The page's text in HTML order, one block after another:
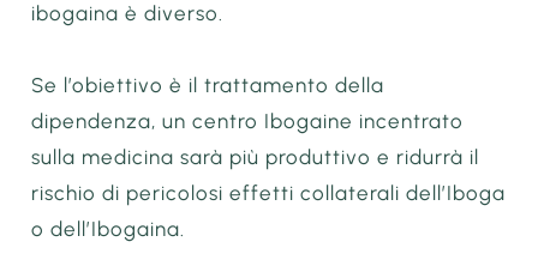
ibogaina è diverso.
Se l’obiettivo è il trattamento della
dipendenza, un centro Ibogaine incentrato
sulla medicina sarà più produttivo e ridurrà il
rischio di pericolosi effetti collaterali dell’Iboga
o dell’Ibogaina.